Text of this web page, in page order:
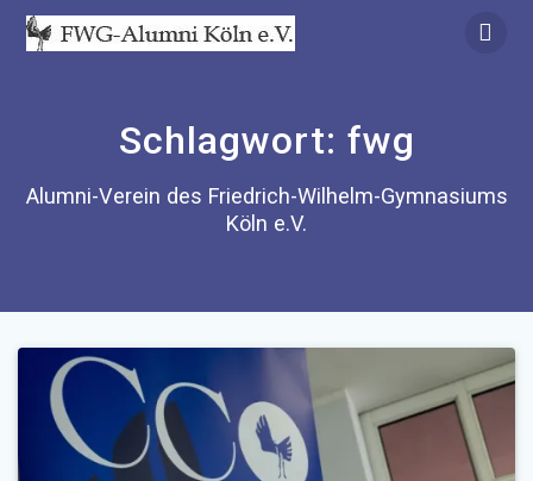
Inhalt
Schlagwort: fwg
Alumni-Verein des Friedrich-Wilhelm-Gymnasiums
Köln e.V.